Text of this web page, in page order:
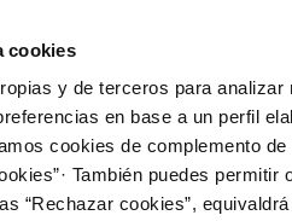
cookies
y de terceros para
en base a un perfil
cookies de complemento
También puedes
“Rechazar cookies”,